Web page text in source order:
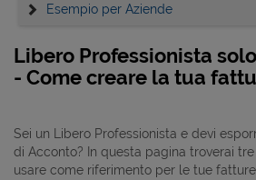
Esempio per Aziende
Libero Professionista
- Come creare la tua
Sei un Libero Professionista e devi
di Acconto? In questa pagina troverai
usare come riferimento per le tue